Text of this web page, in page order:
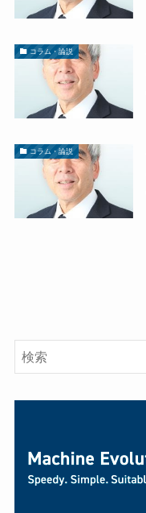
コラム・論説
コラム・論説